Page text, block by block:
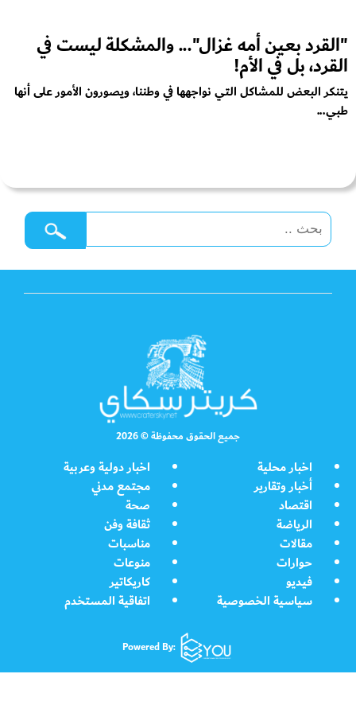
"القرد بعين أمه غزال"... والمشكلة ليست في
القرد، بل في الأم!
يتنكر البعض للمشاكل التي نواجهها في وطننا، ويصورون الأمور على أنها
طبي...
جميع الحقوق محفوظة © 2026
اخبار محلية
اخبار دولية وعربية
أخبار وتقارير
مجتمع مدني
اقتصاد
صحة
الرياضة
ثقافة وفن
مقالات
مناسبات
حوارات
منوعات
فيديو
كاريكاتير
سياسية الخصوصية
اتفاقية المستخدم
Powered By: